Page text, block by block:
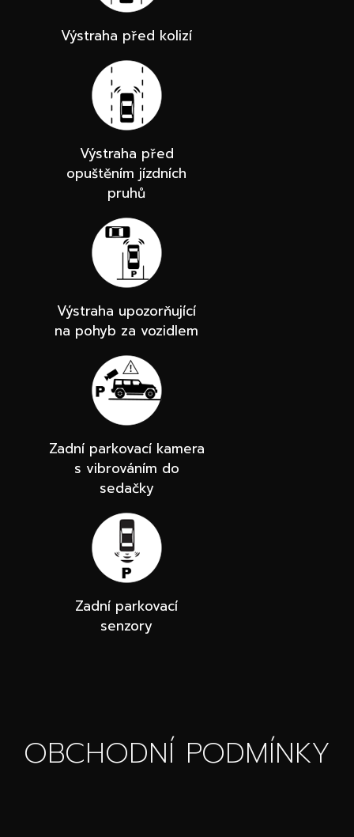
Výstraha před kolizí
Výstraha před
opuštěním jízdních
pruhů
Výstraha upozorňující
na pohyb za vozidlem
Zadní parkovací kamera
s vibrováním do
sedačky
Zadní parkovací
senzory
OBCHODNÍ PODMÍNKY